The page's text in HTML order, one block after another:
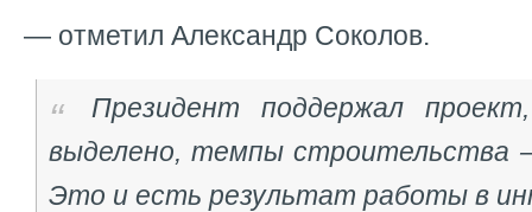
— отметил Александр Соколов.
Президент поддержал
выделено, темпы строительства
Это и есть результат работы в